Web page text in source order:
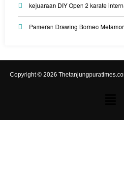
kejuaraan DIY Open 2 karate
Pameran Drawing Borneo
Copyright © 2026